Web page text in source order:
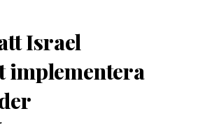
Israel
implementera